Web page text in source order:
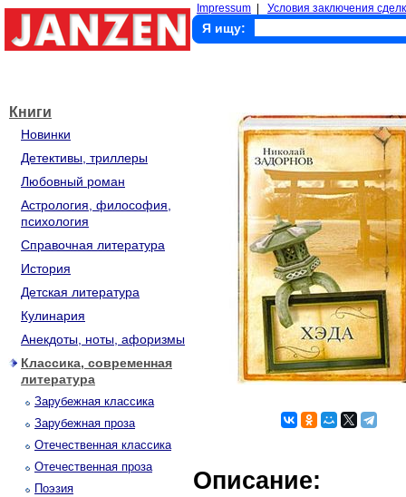
Impressum Условия заключения
Я ищу:
Книги
Новинки
Детективы, триллеры
Любовный роман
Астрология, философия,
психология
Справочная литература
История
Детская литература
Кулинария
Анекдоты, ноты, афоризмы
Классика, современная
литература
Зарубежная классика
Зарубежная проза
Отечественная классика
Отечественная проза
Поэзия
Описание: